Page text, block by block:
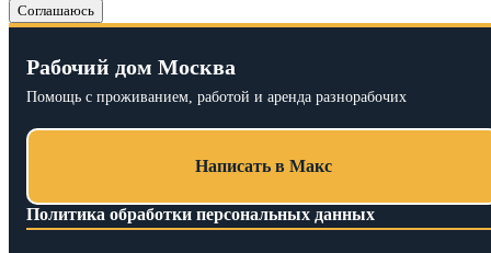
Соглашаюсь
Рабочий дом Москва
Помощь с проживанием, работой и аренда разнорабочих
Написать в Макс
Политика обработки персональных данных